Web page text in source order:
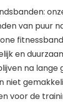
van puur
en
na lange
niet
voor de